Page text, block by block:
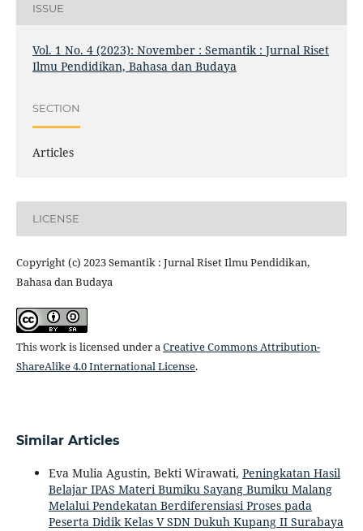
ISSUE
Vol. 1 No. 4 (2023): November : Semantik : Jurnal Riset
Ilmu Pendidikan, Bahasa dan Budaya
SECTION
Articles
LICENSE
Copyright (c) 2023 Semantik : Jurnal Riset Ilmu Pendidikan,
Bahasa dan Budaya
This work is licensed under a Creative Commons Attribution-
ShareAlike 4.0 International License.
Similar Articles
Eva Mulia Agustin, Bekti Wirawati, Peningkatan Hasil
Belajar IPAS Materi Bumiku Sayang Bumiku Malang
Melalui Pendekatan Berdiferensiasi Proses pada
Peserta Didik Kelas V SDN Dukuh Kupang II Surabaya